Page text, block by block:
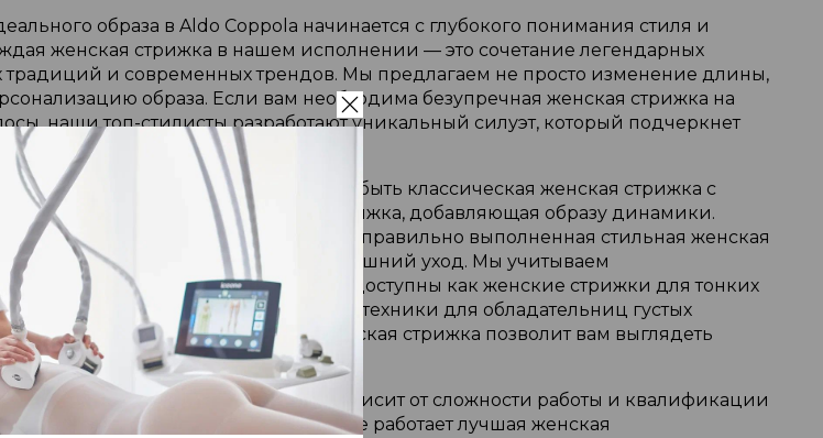
образа в Aldo Coppola начинается с глубокого понимания стиля и
женская стрижка в нашем исполнении — это сочетание легендарных
традиций и современных трендов. Мы предлагаем не просто изменение длины,
образа. Если вам необходима безупречная женская стрижка на
наши топ-стилисты разработают уникальный силуэт, который подчеркнет
и скроет возможные нюансы.
от ваших предпочтений, это может быть классическая женская стрижка с
или более модная женская стрижка, добавляющая образу динамики.
мастера уделяют технике среза: правильно выполненная стильная женская
упрощает дальнейший домашний уход. Мы учитываем
особенности, поэтому в центре доступны как женские стрижки для тонких
в объеме, так и специальные техники для обладательниц густых
подобранная модельная женская стрижка позволит вам выглядеть
без сложной укладки.
стрижки в нашем центре зависит от сложности работы и квалификации
Если вы ищете место, где работает лучшая женская